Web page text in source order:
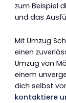
zum Beispiel
und das
Mit Umzug
einen
Umzug von
einem
dich selbst
kontaktiere